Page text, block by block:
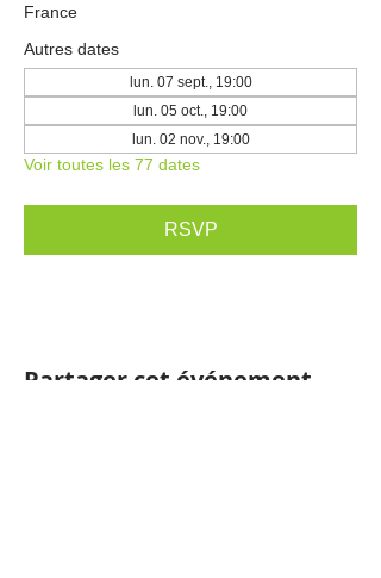
France
Autres dates
lun. 07 sept., 19:00
lun. 05 oct., 19:00
lun. 02 nov., 19:00
Voir toutes les 77 dates
RSVP
Partager cet événement